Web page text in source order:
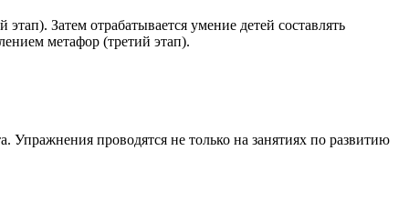
Затем отрабатывается умение детей составлять
метафор (третий этап).
Упражнения проводятся не только на занятиях по развитию